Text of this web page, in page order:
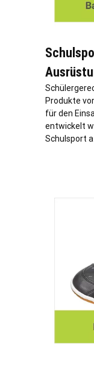
Produkte
für den
entwickelt
Schulsport